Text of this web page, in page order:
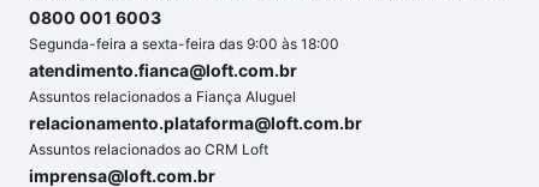
0800 001 6003
Segunda-feira a sexta-feira das 9:00 às 18:00
atendimento.fianca@loft.com.br
Assuntos relacionados a Fiança Aluguel
relacionamento.plataforma@loft.com.br
Assuntos relacionados ao CRM Loft
imprensa@loft.com.br